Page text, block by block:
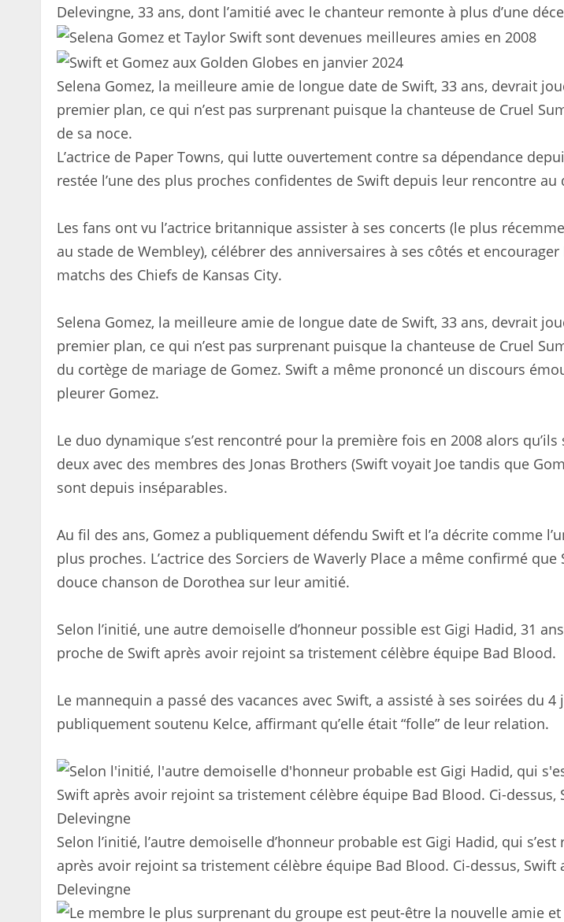
Delevingne, 33 ans, dont l’amitié avec le chanteur remonte à plus d’une
Selena Gomez, la meilleure amie de longue date de Swift, 33 ans, devrait
premier plan, ce qui n’est pas surprenant puisque la chanteuse de Cruel
de sa noce.
L’actrice de Paper Towns, qui lutte ouvertement contre sa dépendance
restée l’une des plus proches confidentes de Swift depuis leur rencontre au
Les fans ont vu l’actrice britannique assister à ses concerts (le plus
au stade de Wembley), célébrer des anniversaires à ses côtés et encourager
matchs des Chiefs de Kansas City.
Selena Gomez, la meilleure amie de longue date de Swift, 33 ans, devrait
premier plan, ce qui n’est pas surprenant puisque la chanteuse de Cruel
du cortège de mariage de Gomez. Swift a même prononcé un discours
pleurer Gomez.
Le duo dynamique s’est rencontré pour la première fois en 2008 alors
deux avec des membres des Jonas Brothers (Swift voyait Joe tandis que
sont depuis inséparables.
Au fil des ans, Gomez a publiquement défendu Swift et l’a décrite comme
plus proches. L’actrice des Sorciers de Waverly Place a même confirmé
douce chanson de Dorothea sur leur amitié.
Selon l’initié, une autre demoiselle d’honneur possible est Gigi Hadid, 31
proche de Swift après avoir rejoint sa tristement célèbre équipe Bad Blood.
Le mannequin a passé des vacances avec Swift, a assisté à ses soirées du 4
publiquement soutenu Kelce, affirmant qu’elle était “folle” de leur relation.
Selon l’initié, l’autre demoiselle d’honneur probable est Gigi Hadid, qui
après avoir rejoint sa tristement célèbre équipe Bad Blood. Ci-dessus, Swift
Delevingne